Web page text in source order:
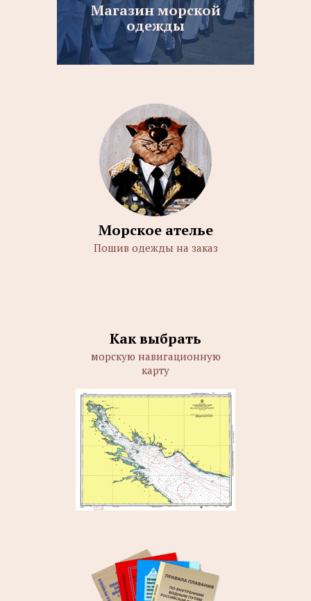
Магазин морской
одежды
Морское ателье
Пошив одежды на заказ
Как выбрать
морскую навигационную
карту